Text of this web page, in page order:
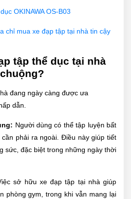
OKINAWA OS-B03
chỉ mua xe đạp tập tại nhà tin cậy
tập thể dục tại nhà
đang ngày càng được ưa
dẫn.
Người dùng có thể tập luyện bất
phải ra ngoài. Điều này giúp tiết
sức, đặc biệt trong những ngày thời
sở hữu xe đạp tập tại nhà giúp
phòng gym, trong khi vẫn mang lại